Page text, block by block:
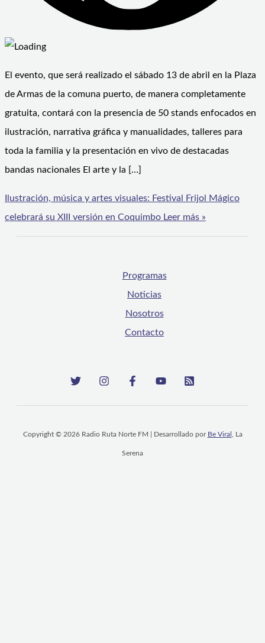
El evento, que será realizado el sábado 13 de abril en la Plaza
de Armas de la comuna puerto, de manera completamente
gratuita, contará con la presencia de 50 stands enfocados en
ilustración, narrativa gráfica y manualidades, talleres para
toda la familia y la presentación en vivo de destacadas
bandas nacionales El arte y la […]
Ilustración, música y artes visuales: Festival Frijol Mágico
celebrará su XIII versión en Coquimbo Leer más »
Programas
Noticias
Nosotros
Contacto
Copyright © 2026 Radio Ruta Norte FM | Desarrollado por Be Viral , La
Serena